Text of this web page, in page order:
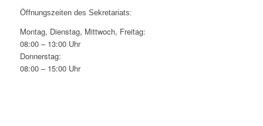
Öffnungszeiten des Sekretariats:
Montag, Dienstag, Mittwoch, Freitag:
08:00 – 13:00 Uhr
Donnerstag:
08:00 – 15:00 Uhr